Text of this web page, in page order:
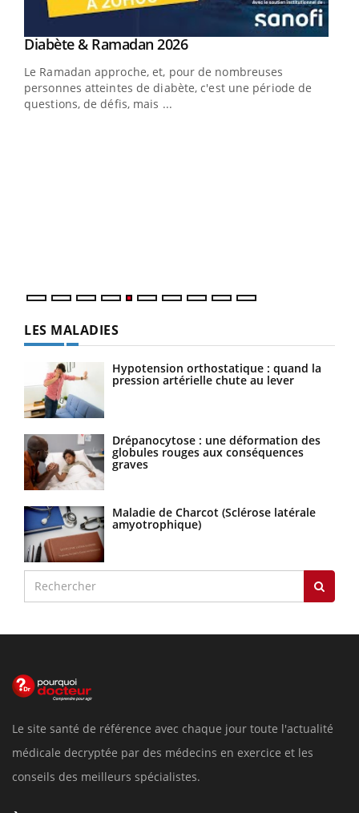
Youtube
Diabète & Ramadan 2026Youtube
Le Ramadan approche, et, pour de nombreuses
personnes atteintes de diabète, c'est une période de
questions, de défis, mais ...
LES MALADIES
Hypotension orthostatique : quand la
pression artérielle chute au lever
Drépanocytose : une déformation des
globules rouges aux conséquences
graves
Maladie de Charcot (Sclérose latérale
amyotrophique)
Le site santé de référence avec chaque jour toute l'actualité
médicale decryptée par des médecins en exercice et les
conseils des meilleurs spécialistes.